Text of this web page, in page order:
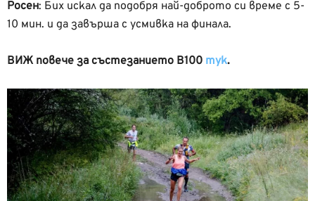
Росен: Бих искал да подобря най-доброто си време с 5-
10 мин. и да завърша с усмивка на финала.
ВИЖ повече за състезанието В100 тук.